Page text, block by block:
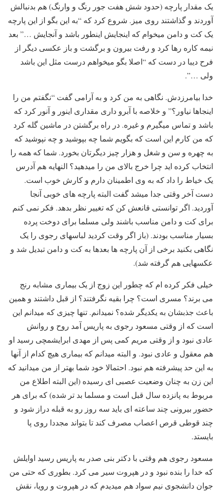
یک مقدار پارچه (حدود شش هفت جور رنگ و وارنگ) هم بدنبالش
آوردند و گذاشتند روی میز. شروع کرد که “به این بگو از این پارچه
یک کت و دامن میخوام که اینجایش اینطور باشد و آنجایش …” بعد
نیمه کاره رها کرد و رفت بیرون و برگشت و باز عکسی دیگر از
فرح دیبا در دست که “اصلا بگو میخواهم درست مثل این باشد
ولی …”.
خدا بیامرزدش. نگاهی به من کرد و به آرامی گفت “نگفتم من را
اینجاها نیاور؟” و خلاصه با آبرو داری مقداری اینور و آنور کرد که
باشد و تماس میگیرم و غیره. در راه برگشتن در ماشین گله کرد
که من کارم این است که بگویم شما چه بپوشید و چه نپوشید که
به چهره و سن و شغل و هزار چیز دیگرتان بخورد. شما که همه را
انتخاب کرده اید چرا خرج بالای من را میدهید؟ النهایه هم آدرس
یک خیاط را داد که به وی اطمینان دارم و کارش خوب است.
دست آخر وقتی جدا میشد گفت البته پارچه های خوبی آنجا
آوردید. اگر توانستی قانعش کن که تغییر نظر بدهد. فکر نمی کنم
برای کت و دامن مناسب باشند ولی مسلما برای دوخت پرده
بسیار مناسب بودند. (باز اگر وقت کردید لباسهای رجوی را یک
نگاهی بکنید برخی از آن پارچه ها بعدها به کت و دامن تبدیل شد و
عکسهایی هم گرفته شد).
خیلی فکر کرده ام که چطور این زوج از یک بیماری مشابه رنج
می برند؟ مسری است؟ چرا بقیه نگرفتند؟ از قبل داشتند و همین
باعث جذبشان به یکدیگر شده؟ نمیدانم. تنها چیزی که میدانم این
است که از وقتی مسعود رجوی به پاریس آمد روح و روانش
عادی نبود و از وقتی مریم کمی پس از مهدی ابرایشمچی رسید او
هم معقول و عادی نبود. و البته میدانم که بیماری هیچ کدام از آنها
به این حد پیشرفته هم نبود. احتمالا خود شما بهتر از من میدانید که
این زن به چنان وضعیت عصبی ای رسیده (این البته اطلاع من
مربوط به پانزده سال قبل است و مسلما بد تر شده) که برای هر
حضور بیرونی چند ساعته ای باید سه روز رو به قبله دراز شود و
چند قوطی قرص اعصاب مصرف کند تا بتواند مجددا روی پا
بایستد.
مسعود رجوی هم وقتی با دکتر بنی صدر به پاریس رسید اوایلش
که خدا را بنده نبود و در هپروت سیر می کرد. بطوری که حتی من
جوان دانشجوی نیم سواد هم میدیدم که در هپروت و رویا، نقش